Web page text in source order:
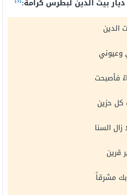
بيت الدين لبطرس كرامة:
الدين
فأصبحت
كل حزين
السنا
قرين
مشرقاً